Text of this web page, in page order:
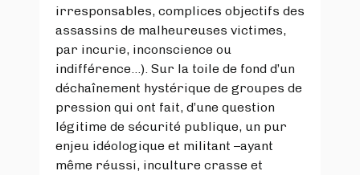
irresponsables, complices objectifs des
assassins de malheureuses victimes,
par incurie, inconscience ou
indifférence…). Sur la toile de fond d’un
déchaînement hystérique de groupes de
pression qui ont fait, d’une question
légitime de sécurité publique, un pur
enjeu idéologique et militant –ayant
même réussi, inculture crasse et